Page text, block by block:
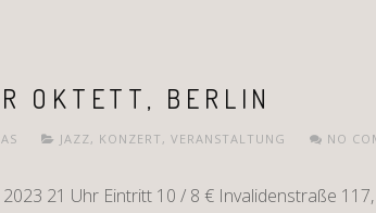
OKTETT, BERLIN
JAZZ, KONZERT , VERANSTALTUNG NO
21 Uhr Eintritt 10 / 8 € Invalidenstraße